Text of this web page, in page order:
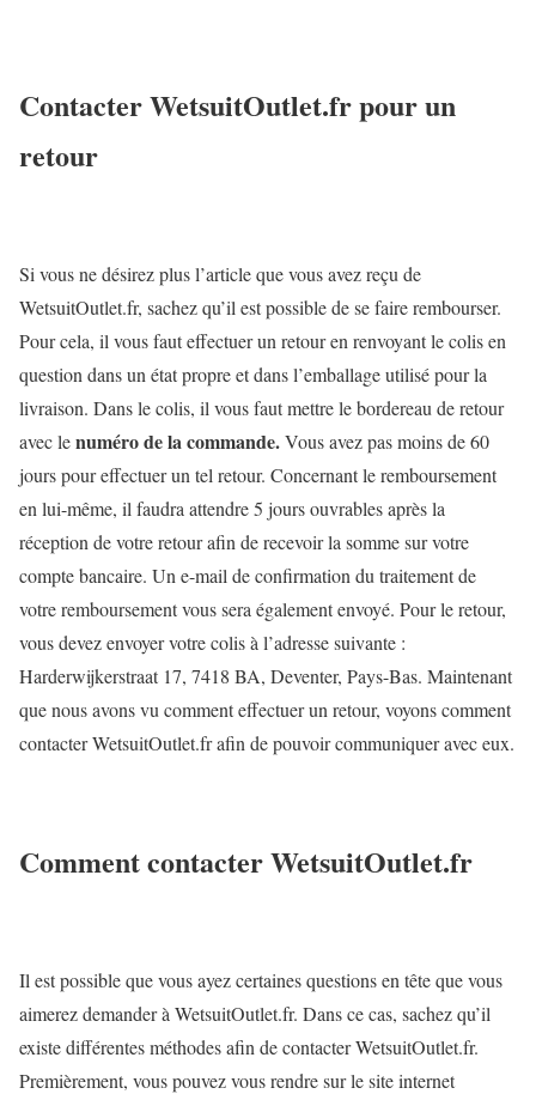
Contacter WetsuitOutlet.fr pour un
retour
Si vous ne désirez plus l’article que vous avez reçu de
WetsuitOutlet.fr, sachez qu’il est possible de se faire rembourser.
Pour cela, il vous faut effectuer un retour en renvoyant le colis en
question dans un état propre et dans l’emballage utilisé pour la
livraison. Dans le colis, il vous faut mettre le bordereau de retour
avec lenuméro de la commande.Vous avez pas moins de 60
jours pour effectuer un tel retour. Concernant le remboursement
en lui-même, il faudra attendre 5 jours ouvrables après la
réception de votre retour afin de recevoir la somme sur votre
compte bancaire. Un e-mail de confirmation du traitement de
votre remboursement vous sera également envoyé. Pour le retour,
vous devez envoyer votre colis à l’adresse suivante :
Harderwijkerstraat 17, 7418 BA, Deventer, Pays-Bas. Maintenant
que nous avons vu comment effectuer un retour, voyons comment
contacter WetsuitOutlet.fr afin de pouvoir communiquer avec eux.
Comment contacter WetsuitOutlet.fr
Il est possible que vous ayez certaines questions en tête que vous
aimerez demander à WetsuitOutlet.fr. Dans ce cas, sachez qu’il
existe différentes méthodes afin de contacter WetsuitOutlet.fr.
Premièrement, vous pouvez vous rendre sur le site internet